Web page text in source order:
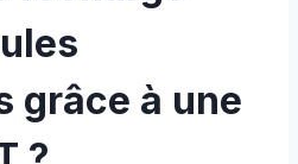
grâce à une